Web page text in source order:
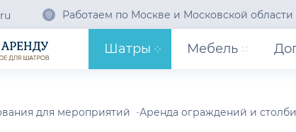
Работаем по Москве и Московской области
Шатры Мебель
для мероприятий Аренда ограждений и